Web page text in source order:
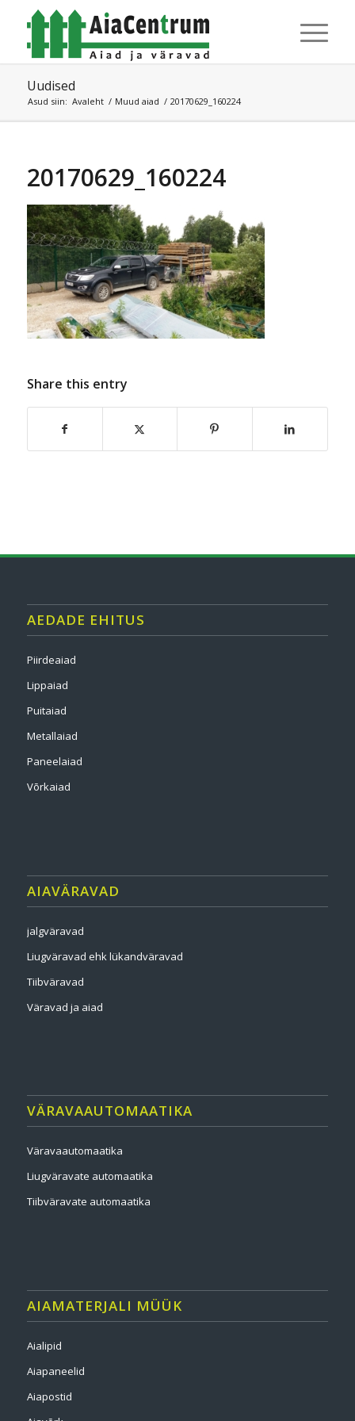
Uudised
Asud siin: Avaleht / Muud aiad / 20170629_160224
20170629_160224
Share this entry
AEDADE EHITUS
Piirdeaiad
Lippaiad
Puitaiad
Metallaiad
Paneelaiad
Võrkaiad
AIAVÄRAVAD
jalgväravad
Liugväravad ehk lükandväravad
Tiibväravad
Väravad ja aiad
VÄRAVAAUTOMAATIKA
Väravaautomaatika
Liugväravate automaatika
Tiibväravate automaatika
AIAMATERJALI MÜÜK
Aialipid
Aiapaneelid
Aiapostid